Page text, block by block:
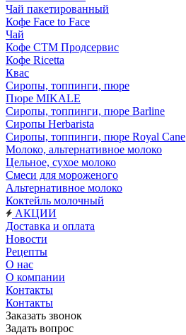
Чай пакетированный
Кофе Face to Face
Чай
Кофе СТМ Продсервис
Кофе Ricetta
Квас
Сиропы, топпинги, пюре
Пюре MIKALE
Сиропы, топпинги, пюре Barline
Сиропы Herbarista
Сиропы, топпинги, пюре Royal Cane
Молоко, альтернативное молоко
Цельное, сухое молоко
Смеси для мороженого
Альтернативное молоко
Коктейль молочный
АКЦИИ
Доставка и оплата
Новости
Рецепты
О нас
О компании
Контакты
Контакты
Заказать звонок
Задать вопрос